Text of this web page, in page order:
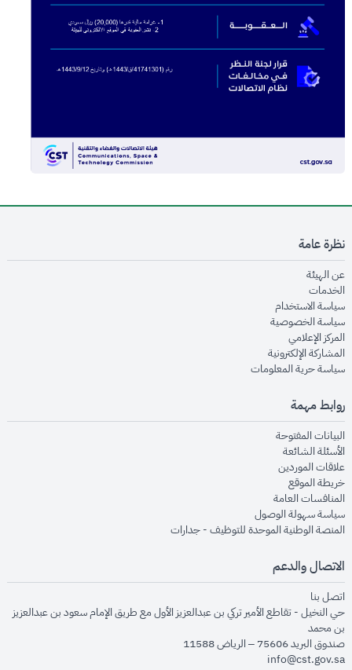
نظرة عامة
عن الهيئةopens in new window
الخدماتopens in new window
سياسة الاستخدام
سياسة الخصوصيةopens in new window
المركز الإعلاميopens in new window
المشاركة الإلكترونيةopens in new window
سياسة حرية المعلوماتopens in new window
روابط مهمة
البيانات المفتوحةopens in new window
الأسئلة الشائعةopens in new window
علاقات الموردينopens in new window
خريطة الموقعopens in new window
المنافسات العامةopens in new window
سياسة سهولة الوصولopens in new window
المنصة الوطنية الموحدة للتوظيف - جداراتopens in new window
الاتصال والدعم
اتصل بنا
حي النخيل - تقاطع الأمير تركي بن عبدالعزيز الأول مع طريق الإمام سعود بن عبدالعزيز
بن محمد
صندوق البريد 75606 – الرياض 11588
info@cst.gov.sa